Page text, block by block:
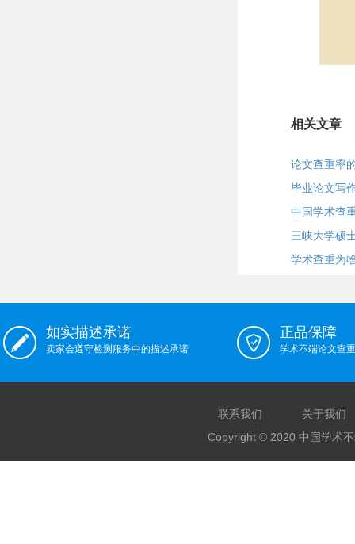
相关文章
论文查重率
毕业论文写
中国学术查
三峡大学硕
学术查重为
如实描述承诺
卖家会遵守检测服务中的描述承诺
正品保障
学术不端论文查
联系我们
关于我们
Copyright © 2020 中国学术